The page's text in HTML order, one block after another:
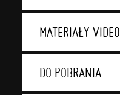
MATERIAŁY VIDEO
DO POBRANIA